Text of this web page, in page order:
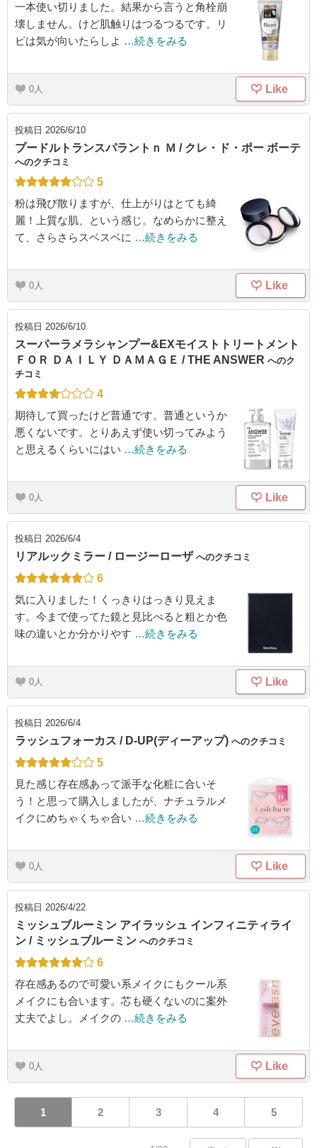
一本使い切りました。結果から言うと角栓崩
壊しません。けど肌触りはつるつるです。リ
ピは気が向いたらしよ …続きをみる
0 Like
投稿日 2026/6/10
プードルトランスパラントｎ Ｍ / クレ・ド・ポー ボーテ
へのクチコミ
5
粉は飛び散りますが、仕上がりはとても綺
麗！上質な肌、という感じ。なめらかに整え
て、さらさらスベスベに …続きをみる
0 Like
投稿日 2026/6/10
スーパーラメラシャンプー&EXモイストトリートメント
ＦＯＲ ＤＡＩＬＹ ＤＡＭＡＧＥ / THE ANSWER へのク
チコミ
4
期待して買ったけど普通です。普通というか
悪くないです。とりあえず使い切ってみよう
と思えるくらいにはい …続きをみる
0 Like
投稿日 2026/6/4
リアルックミラー / ロージーローザ へのクチコミ
6
気に入りました！くっきりはっきり見えま
す。今まで使ってた鏡と見比べると粗とか色
味の違いとか分かりやす …続きをみる
0 Like
投稿日 2026/6/4
ラッシュフォーカス / D-UP(ディーアップ) へのクチコミ
5
見た感じ存在感あって派手な化粧に合いそ
う！と思って購入しましたが、ナチュラルメ
イクにめちゃくちゃ合い …続きをみる
0 Like
投稿日 2026/4/22
ミッシュブルーミン アイラッシュ インフィニティライ
ン / ミッシュブルーミン へのクチコミ
6
存在感あるので可愛い系メイクにもクール系
メイクにも合います。芯も硬くないのに案外
丈夫でよし。メイクの …続きをみる
0 Like
1 2 3 4 5